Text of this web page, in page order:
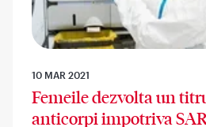
10 MAR 2021
Femeile dezvolta un
anticorpi impotriva